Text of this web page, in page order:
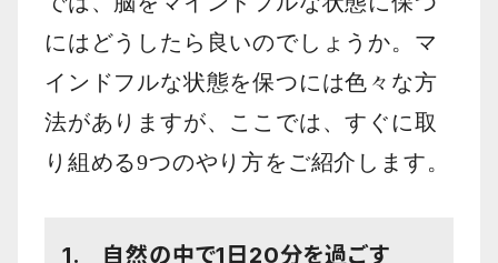
にはどうしたら良いのでしょうか。マ
インドフルな状態を保つには色々な方
法がありますが、ここでは、すぐに取
り組める9つのやり方をご紹介します。
1. 自然の中で1日20分を過ごす